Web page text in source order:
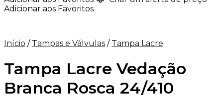
Adicionar aos Favoritos
Início / Tampas e Válvulas / Tampa Lacre
Tampa Lacre Vedação
Branca Rosca 24/410